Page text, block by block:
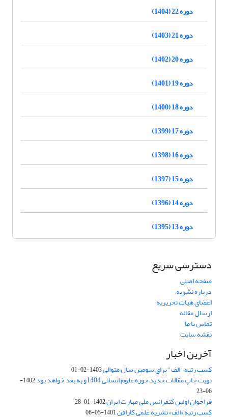
دوره 22 (1404)
دوره 21 (1403)
دوره 20 (1402)
دوره 19 (1401)
دوره 18 (1400)
دوره 17 (1399)
دوره 16 (1398)
دوره 15 (1397)
دوره 14 (1396)
دوره 13 (1395)
دسترسی سریع
صفحه اصلی
درباره نشریه
اعضای هیات تحریریه
ارسال مقاله
تماس با ما
نقشه سایت
آخرین اخبار
کسب رتبه "الف" برای سومین سال متوالی1403-02-01
نوبت چاپ مقالات جدید حوزه علوم انسانی 1404و به بعد خواهد بود
1402-
06-23
فراخوان اولین کنفرانس ملی مهارت ایران1402-01-28
کسب رتبه «الف» نشریه علمی کارافن1401-05-06